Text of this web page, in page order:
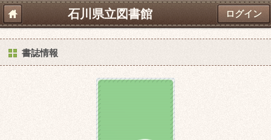
石川県立図書館 ログイン
書誌情報